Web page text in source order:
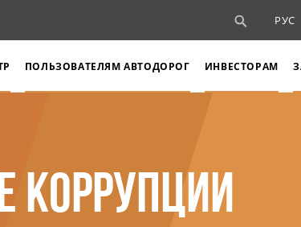
РУС
ПОЛЬЗОВАТЕЛЯМ АВТОДОРОГ ИНВЕСТОРАМ
КОРРУПЦИИ